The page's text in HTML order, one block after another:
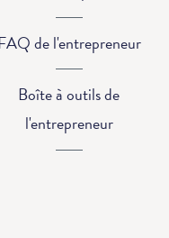
de l'entrepreneur
Boîte à outils de
l'entrepreneur